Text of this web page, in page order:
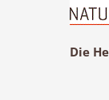
Die